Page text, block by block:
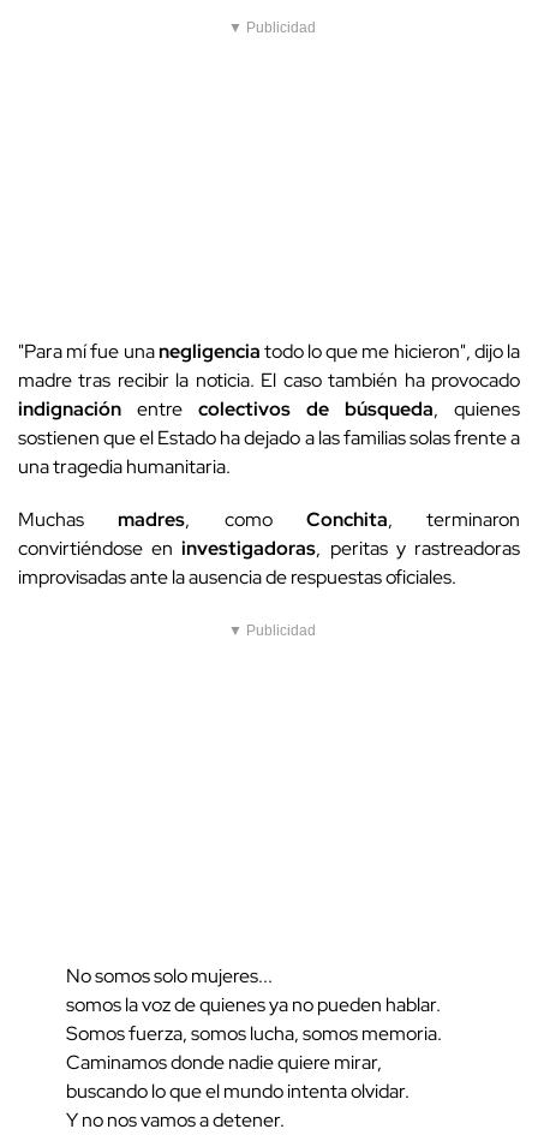
▼ Publicidad
"Para mí fue unanegligenciatodo lo que me hicieron", dijo la
madre tras recibir la noticia. El caso también ha provocado
indignación entre colectivos de búsqueda, quienes
sostienen que el Estado ha dejado a las familias solas frente a
una tragedia humanitaria.
Muchasmadres, como Conchita, terminaron
convirtiéndose eninvestigadoras, peritas y rastreadoras
improvisadas ante la ausencia de respuestas oficiales.
▼ Publicidad
No somos solo mujeres...
somos la voz de quienes ya no pueden hablar.
Somos fuerza, somos lucha, somos memoria.
Caminamos donde nadie quiere mirar,
buscando lo que el mundo intenta olvidar.
Y no nos vamos a detener.